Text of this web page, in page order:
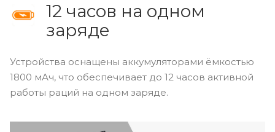
12 часов на одном
заряде
Устройства оснащены аккумуляторами ёмкостью
1800 мАч, что обеспечивает до 12 часов активной
работы раций на одном заряде.